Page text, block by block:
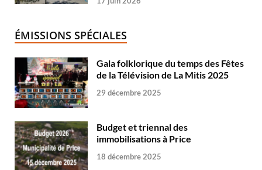
ÉMISSIONS SPÉCIALES
Gala folklorique du temps des Fêtes
de la Télévision de La Mitis 2025
29 décembre 2025
Budget et triennal des
immobilisations à Price
18 décembre 2025